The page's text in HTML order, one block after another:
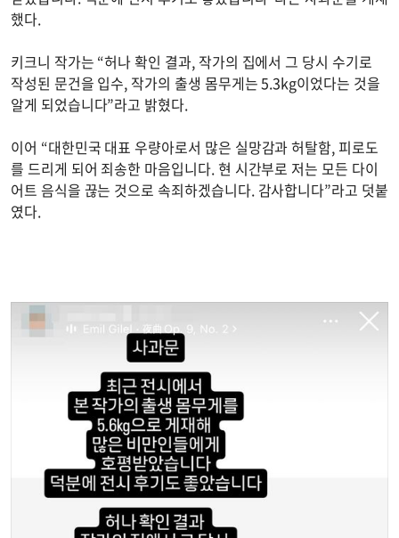
했다.
키크니 작가는 “허나 확인 결과, 작가의 집에서 그 당시 수기로
작성된 문건을 입수, 작가의 출생 몸무게는 5.3kg이었다는 것을
알게 되었습니다”라고 밝혔다.
이어 “대한민국 대표 우량아로서 많은 실망감과 허탈함, 피로도
를 드리게 되어 죄송한 마음입니다. 현 시간부로 저는 모든 다이
어트 음식을 끊는 것으로 속죄하겠습니다. 감사합니다”라고 덧붙
였다.